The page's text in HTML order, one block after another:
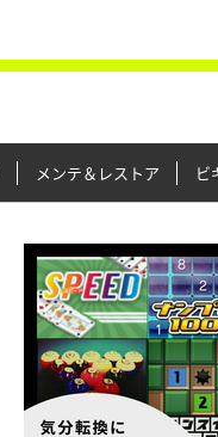
メンテ＆レストア ビ